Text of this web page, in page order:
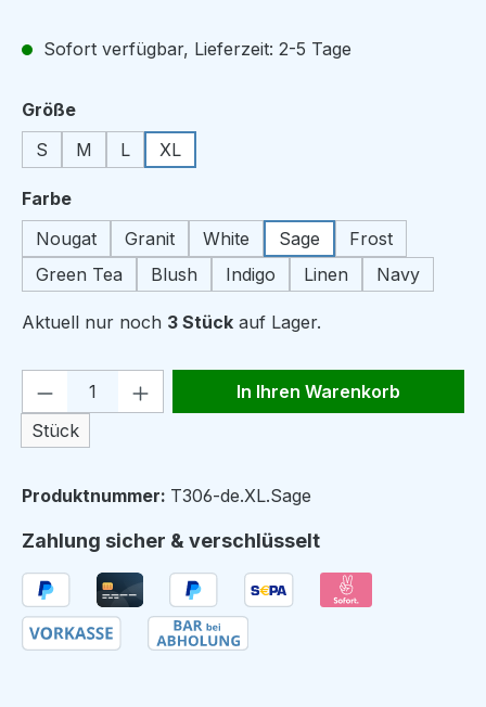
Sofort verfügbar, Lieferzeit: 2-5 Tage
Größeauswählen
S
M L XL
Farbeauswählen
Nougat
Granit White Sage
Frost
Green Tea
Blush Indigo Linen Navy
Aktuell nur noch 3 Stück auf Lager.
Produkt Anzahl: Gib den
Stück
In Ihren Warenkorb
Produktnummer: T306-de.XL.Sage
Zahlung sicher & verschlüsselt